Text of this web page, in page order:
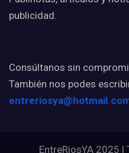
publicidad.
Consúltanos sin
También nos podes
EntreRiosYA 2025 |